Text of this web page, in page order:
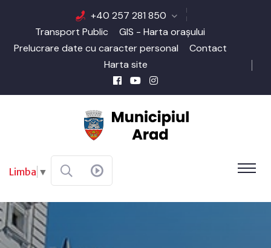
+40 257 281 850
Transport Public
GIS - Harta orașului
Prelucrare date cu caracter personal
Contact
Harta site
Limba ▼